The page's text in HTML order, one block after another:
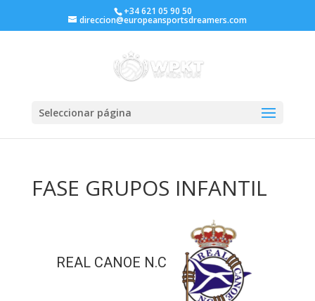
+34 621 05 90 50
direccion@europeansportsdreamers.com
Seleccionar página
FASE GRUPOS INFANTIL
REAL CANOE N.C